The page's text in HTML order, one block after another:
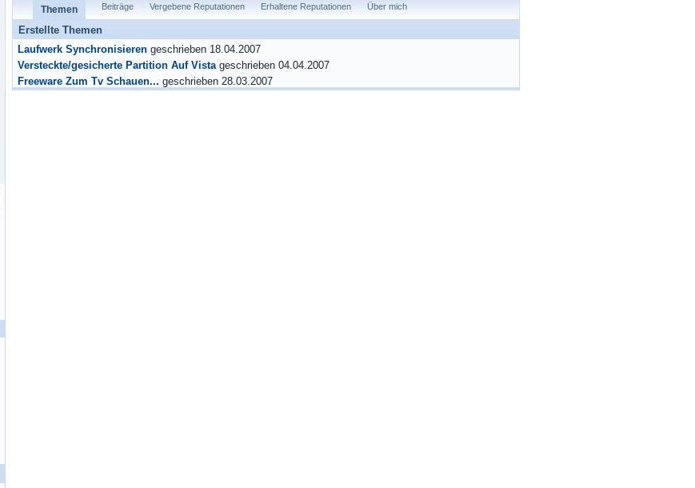
Themen Beiträge Vergebene Reputationen Erhaltene Reputationen Über mich
Erstellte Themen
Laufwerk Synchronisieren geschrieben 18.04.2007
Versteckte/gesicherte Partition Auf Vista geschrieben 04.04.2007
Freeware Zum Tv Schauen... geschrieben 28.03.2007